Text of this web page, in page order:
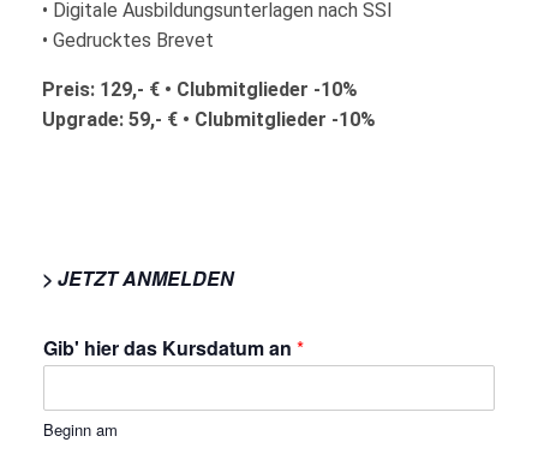
• Digitale Ausbildungsunterlagen nach SSI
• Gedrucktes Brevet
Preis: 129,- € • Clubmitglieder -10%
Upgrade: 59,- € • Clubmitglieder -10%
> JETZT ANMELDEN
Gib' hier das Kursdatum an *
Beginn am